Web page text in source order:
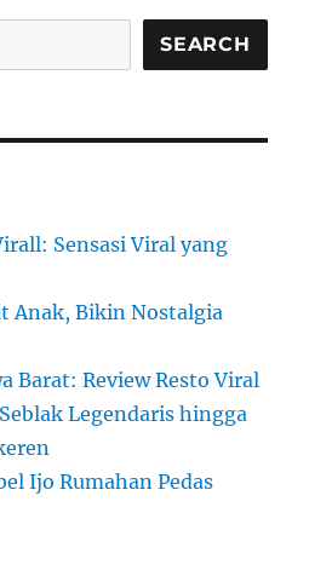
Kuliner
2025
Dicoba
SEARCH
Sensasi Viral yang
Anak, Bikin Nostalgia
Barat: Review Resto Viral
Legendaris hingga
Ijo Rumahan Pedas